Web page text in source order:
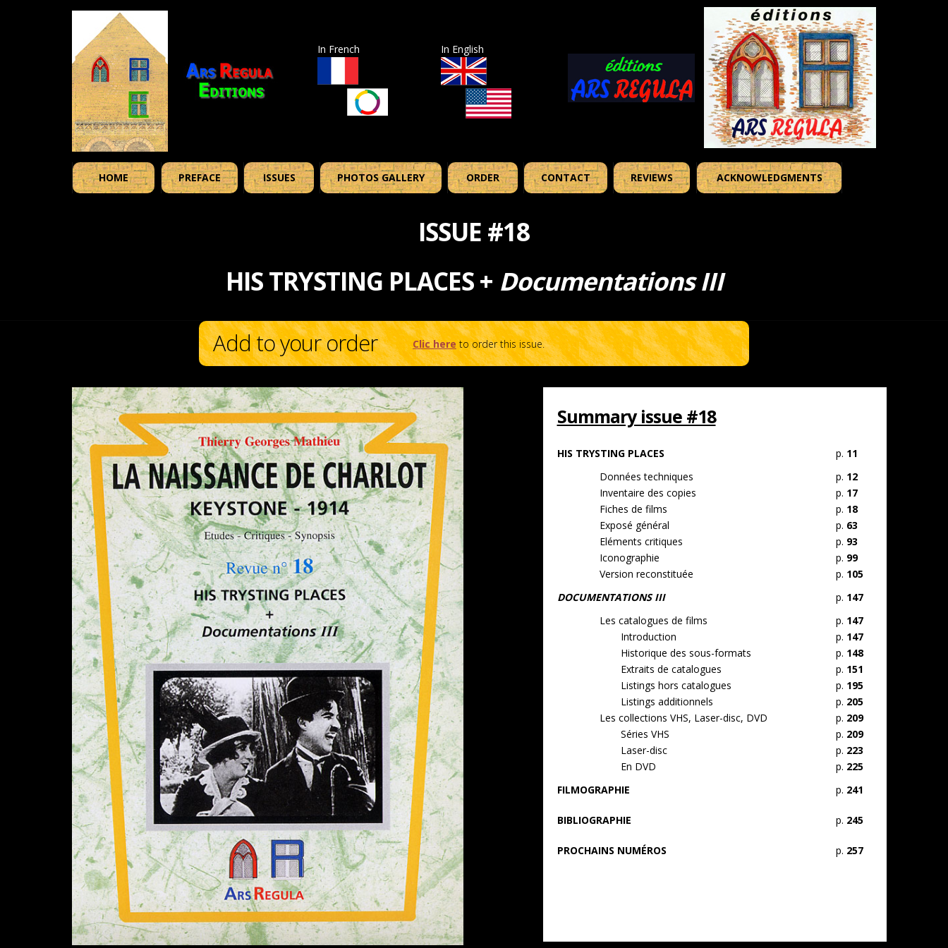
In English
In French
HOME PREFACE ISSUES PHOTOS GALLERY ORDER CONTACT REVIEWS ACKNOWLEDGMENTS
ISSUE #18
HIS TRYSTING PLACES + Documentations III
Add to your order Clic here to order this issue.
Summary issue #18
HIS TRYSTING PLACES p. 11
Données techniques
p. 12
Inventaire des copies
p. 17
Fiches de films
p. 18
Exposé général
p. 63
Eléments critiques
p. 93
Iconographie
p. 99
Version reconstituée
p. 105
DOCUMENTATIONS III
p. 147
Les catalogues de films
p. 147
Introduction
p. 147
Historique des sous-formats
p. 148
Extraits de catalogues
p. 151
Listings hors catalogues
p. 195
Listings additionnels
p. 205
Les collections VHS, Laser-disc, DVD
p. 209
Séries VHS
p. 209
Laser-disc
p. 223
En DVD
p. 225
FILMOGRAPHIE
p. 241
BIBLIOGRAPHIE p. 245
PROCHAINS NUMÉROS p. 257